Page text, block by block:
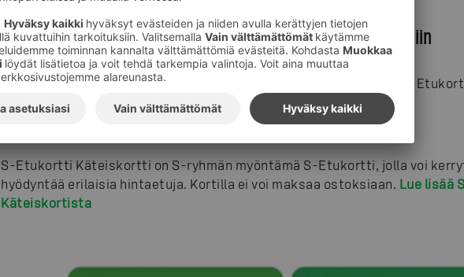
Neljä erilaista maksutonta S-Etukorttia eri elämäntilanteisiin
Erilaisiin elämäntilanteisiin on tarjolla neljä erilaista maksutonta S-
tällä hetkellä käytössä olevista korttimalleista:
S-Etukortti Käteiskortti on S-ryhmän myöntämä S-Etukortti, jolla voi
hyödyntää erilaisia hintaetuja. Kortilla ei voi maksaa ostoksiaan. Lue lisää
Käteiskortista